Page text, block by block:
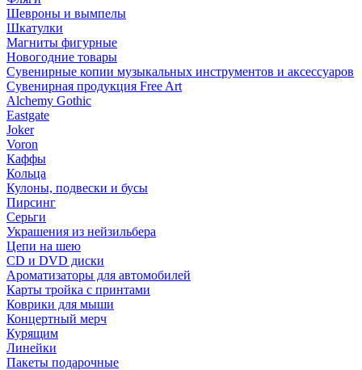
Шевроны и вымпелы
Шкатулки
Магниты фигурные
Новогодние товары
Сувенирные копии музыкальных инструментов и аксессуаров
Сувенирная продукция Free Art
Alchemy Gothic
Eastgate
Joker
Voron
Каффы
Кольца
Кулоны, подвески и бусы
Пирсинг
Серьги
Украшения из нейзильбера
Цепи на шею
CD и DVD диски
Ароматизаторы для автомобилей
Карты тройка с принтами
Коврики для мыши
Концертный мерч
Курящим
Линейки
Пакеты подарочные